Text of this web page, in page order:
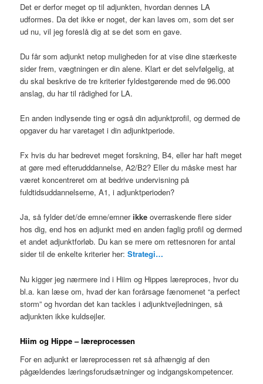
Det er derfor meget op til adjunkten, hvordan dennes LA
udformes. Da det ikke er noget, der kan laves om, som det ser
ud nu, vil jeg foreslå dig at se det som en gave.
Du får som adjunkt netop muligheden for at vise dine stærkeste
sider frem, vægtningen er din alene. Klart er det selvfølgelig, at
du skal beskrive de tre kriterier fyldestgørende med de 96.000
anslag, du har til rådighed for LA.
En anden indlysende ting er også din adjunktprofil, og dermed de
opgaver du har varetaget i din adjunktperiode.
Fx hvis du har bedrevet meget forskning, B4, eller har haft meget
at gøre med efterudddannelse, A2/B2? Eller du måske mest har
været koncentreret om at bedrive undervisning på
fuldtidsuddannelserne, A1, i adjunktperioden?
Ja, så fylder det/de emne/emnerikke overraskende flere sider
hos dig, end hos en adjunkt med en anden faglig profil og dermed
et andet adjunktforløb. Du kan se mere om rettesnoren for antal
sider til de enkelte kriterier her:Strategi…
Nu kigger jeg nærmere ind i Hiim og Hippes læreproces, hvor du
bl.a. kan læse om, hvad der kan forårsage fænomenet “a perfect
storm” og hvordan det kan tackles i adjunktvejledningen, så
adjunkten ikke kuldsejler.
Hiim og Hippe – læreprocessen
For en adjunkt er læreprocessen ret så afhængig af den
pågældendes læringsforudsætninger og indgangskompetencer.